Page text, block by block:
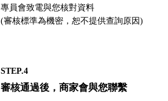
專員會致電與您核對資料
(審核標準為機密，恕不提供查詢原因)
STEP.4
審核通過後，商家會與您聯繫